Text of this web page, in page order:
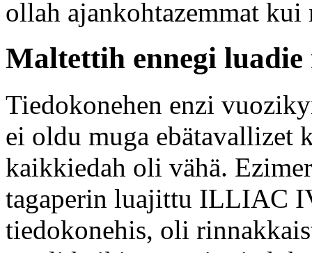
ollah ajankohtazemmat kui
Maltettih ennegi
Tiedokonehen enzi
ei oldu muga ebätavallizet
kaikkiedah oli vähä.
tagaperin luajittu ILLIAC
tiedokonehis, oli